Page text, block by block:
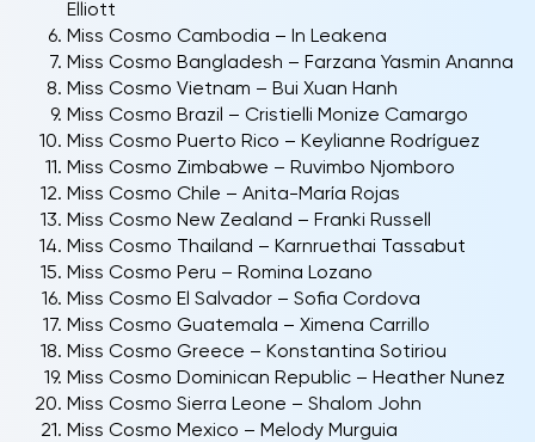
Elliott
Miss Cosmo Cambodia – In Leakena
Miss Cosmo Bangladesh – Farzana Yasmin Ananna
Miss Cosmo Vietnam – Bui Xuan Hanh
Miss Cosmo Brazil – Cristielli Monize Camargo
Miss Cosmo Puerto Rico – Keylianne Rodríguez
Miss Cosmo Zimbabwe – Ruvimbo Njomboro
Miss Cosmo Chile – Anita-María Rojas
Miss Cosmo New Zealand – Franki Russell
Miss Cosmo Thailand – Karnruethai Tassabut
Miss Cosmo Peru – Romina Lozano
Miss Cosmo El Salvador – Sofia Cordova
Miss Cosmo Guatemala – Ximena Carrillo
Miss Cosmo Greece – Konstantina Sotiriou
Miss Cosmo Dominican Republic – Heather Nunez
Miss Cosmo Sierra Leone – Shalom John
Miss Cosmo Mexico – Melody Murguia